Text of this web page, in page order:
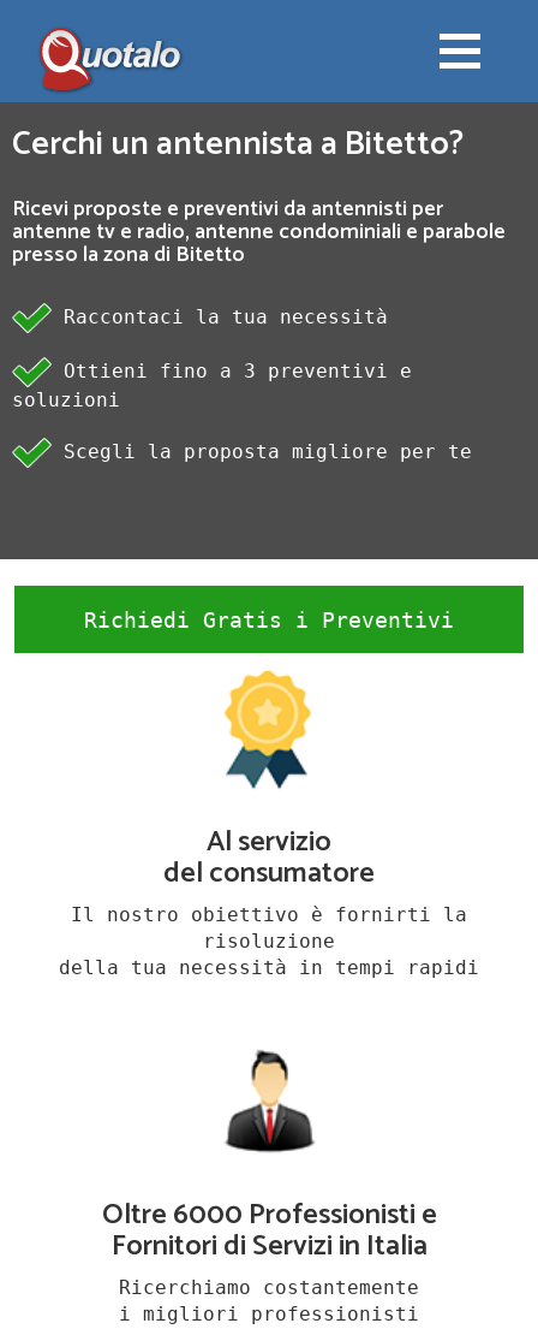
Cerchi un antennista a Bitetto?
Ricevi proposte e preventivi da antennisti per
antenne tv e radio, antenne condominiali e parabole
presso la zona di Bitetto
Raccontaci la tua necessità
Ottieni fino a 3 preventivi e
soluzioni
Scegli la proposta migliore per te
Richiedi Gratis i Preventivi
Al servizio
del consumatore
Il nostro obiettivo è fornirti la
risoluzione
della tua necessità in tempi rapidi
Oltre 6000 Professionisti e
Fornitori di Servizi in Italia
Ricerchiamo costantemente
i migliori professionisti